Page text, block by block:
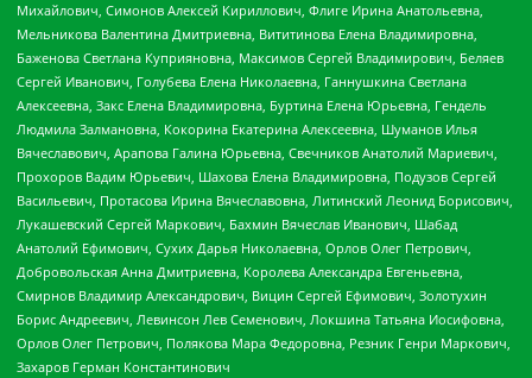
Михайлович, Симонов Алексей Кириллович, Флиге Ирина Анатольевна,
Мельникова Валентина Дмитриевна, Вититинова Елена Владимировна,
Баженова Светлана Куприяновна, Максимов Сергей Владимирович, Беляев
Сергей Иванович, Голубева Елена Николаевна, Ганнушкина Светлана
Алексеевна, Закс Елена Владимировна, Буртина Елена Юрьевна, Гендель
Людмила Залмановна, Кокорина Екатерина Алексеевна, Шуманов Илья
Вячеславович, Арапова Галина Юрьевна, Свечников Анатолий Мариевич,
Прохоров Вадим Юрьевич, Шахова Елена Владимировна, Подузов Сергей
Васильевич, Протасова Ирина Вячеславовна, Литинский Леонид Борисович,
Лукашевский Сергей Маркович, Бахмин Вячеслав Иванович, Шабад
Анатолий Ефимович, Сухих Дарья Николаевна, Орлов Олег Петрович,
Добровольская Анна Дмитриевна, Королева Александра Евгеньевна,
Смирнов Владимир Александрович, Вицин Сергей Ефимович, Золотухин
Борис Андреевич, Левинсон Лев Семенович, Локшина Татьяна Иосифовна,
Орлов Олег Петрович, Полякова Мара Федоровна, Резник Генри Маркович,
Захаров Герман Константинович